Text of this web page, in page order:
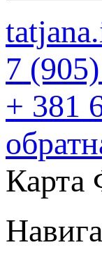
7
+ 381
Карта